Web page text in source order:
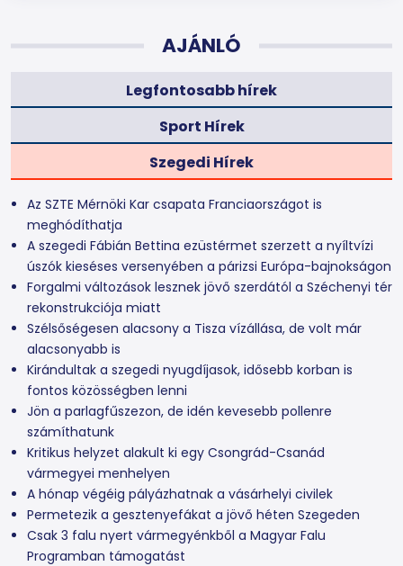
AJÁNLÓ
Legfontosabb hírek
Sport Hírek
Szegedi Hírek
Az SZTE Mérnöki Kar csapata Franciaországot is
meghódíthatja
A szegedi Fábián Bettina ezüstérmet szerzett a nyíltvízi
úszók kieséses versenyében a párizsi Európa-bajnokságon
Forgalmi változások lesznek jövő szerdától a Széchenyi tér
rekonstrukciója miatt
Szélsőségesen alacsony a Tisza vízállása, de volt már
alacsonyabb is
Kirándultak a szegedi nyugdíjasok, idősebb korban is
fontos közösségben lenni
Jön a parlagfűszezon, de idén kevesebb pollenre
számíthatunk
Kritikus helyzet alakult ki egy Csongrád-Csanád
vármegyei menhelyen
A hónap végéig pályázhatnak a vásárhelyi civilek
Permetezik a gesztenyefákat a jövő héten Szegeden
Csak 3 falu nyert vármegyénkből a Magyar Falu
Programban támogatást